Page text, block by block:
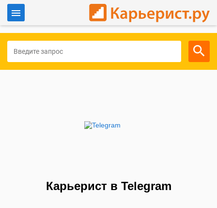
Для работодателей
Карьерист в Telegram